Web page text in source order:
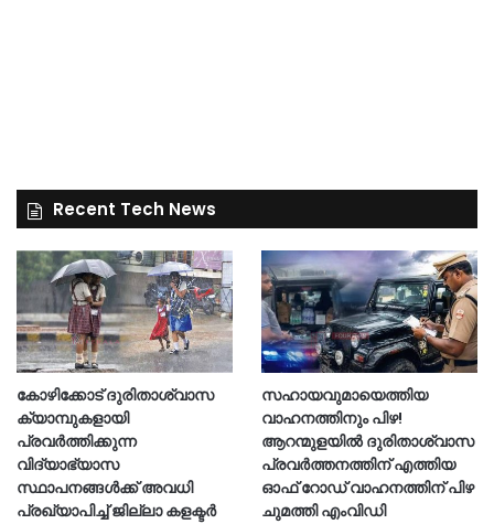
Recent Tech News
കോഴിക്കോട് ദുരിതാശ്വാസ
ക്യാമ്പുകളായി
പ്രവര്‍ത്തിക്കുന്ന
വിദ്യാഭ്യാസ
സ്ഥാപനങ്ങള്‍ക്ക് അവധി
പ്രഖ്യാപിച്ച് ജില്ലാ കളക്ടർ
സഹായവുമായെത്തിയ
വാഹനത്തിനും പിഴ!
ആറന്മുളയില്‍ ദുരിതാശ്വാസ
പ്രവര്‍ത്തനത്തിന് എത്തിയ
ഓഫ് റോഡ് വാഹനത്തിന് പിഴ
ചുമത്തി എംവിഡി